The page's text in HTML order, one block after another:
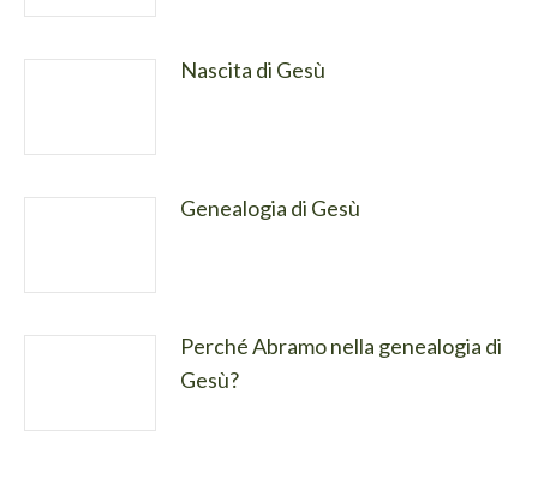
Nascita di Gesù
Genealogia di Gesù
Perché Abramo nella genealogia di
Gesù?